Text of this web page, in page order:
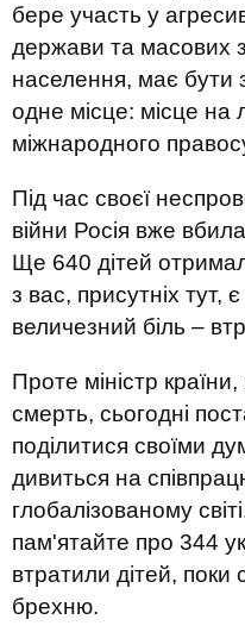
бере участь у
держави та масових
населення, має
одне місце: місце на
міжнародного
Під час своєї
війни Росія вже
Ще 640 дітей
з вас, присутніх тут,
величезний біль –
Проте міністр
смерть, сьогодні
поділитися своїми
дивиться на
глобалізованому
пам'ятайте про 344
втратили дітей, поки
брехню.